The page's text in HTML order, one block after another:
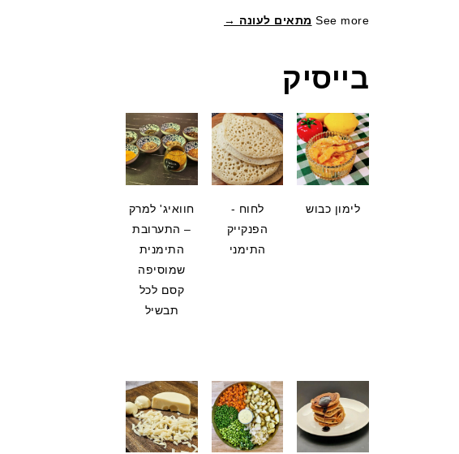
See more מתאים לעונה →
בייסיק
לימון כבוש
לחוח -
הפנקייק
התימני
חוואיג' למרק
– התערובת
התימנית
שמוסיפה
קסם לכל
תבשיל